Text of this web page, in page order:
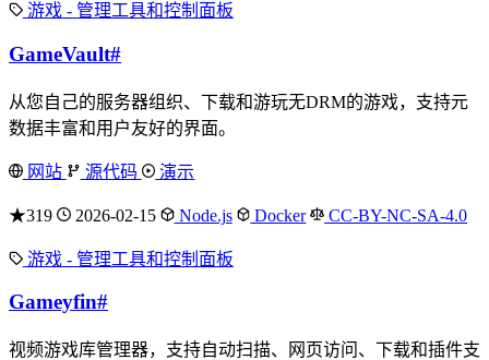
游戏 - 管理工具和控制面板
GameVault#
从您自己的服务器组织、下载和游玩无DRM的游戏，支持元
数据丰富和用户友好的界面。
网站 源代码 演示
★319 2026-02-15 Node.js Docker CC-BY-NC-SA-4.0
游戏 - 管理工具和控制面板
Gameyfin#
视频游戏库管理器，支持自动扫描、网页访问、下载和插件支